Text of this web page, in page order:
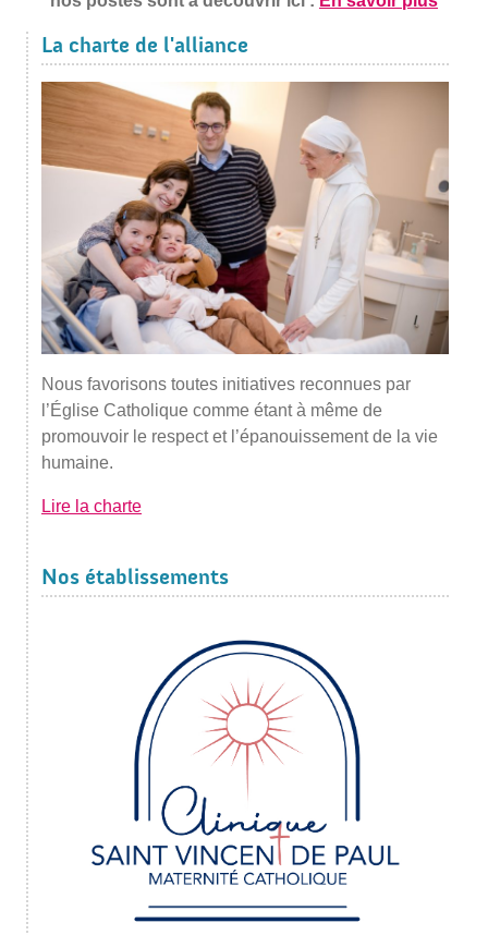
La charte de l'alliance
Nous favorisons toutes initiatives reconnues par
l’Église Catholique comme étant à même de
promouvoir le respect et l’épanouissement de la vie
humaine.
Lire la charte
Nos établissements